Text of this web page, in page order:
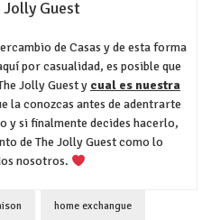
Jolly Guest
de Casas y de esta forma
por casualidad, es posible que
Jolly Guest y cual es nuestra
la conozcas antes de adentrarte
y si finalmente decides hacerlo,
de The Jolly Guest como lo
nosotros.
home exchangue